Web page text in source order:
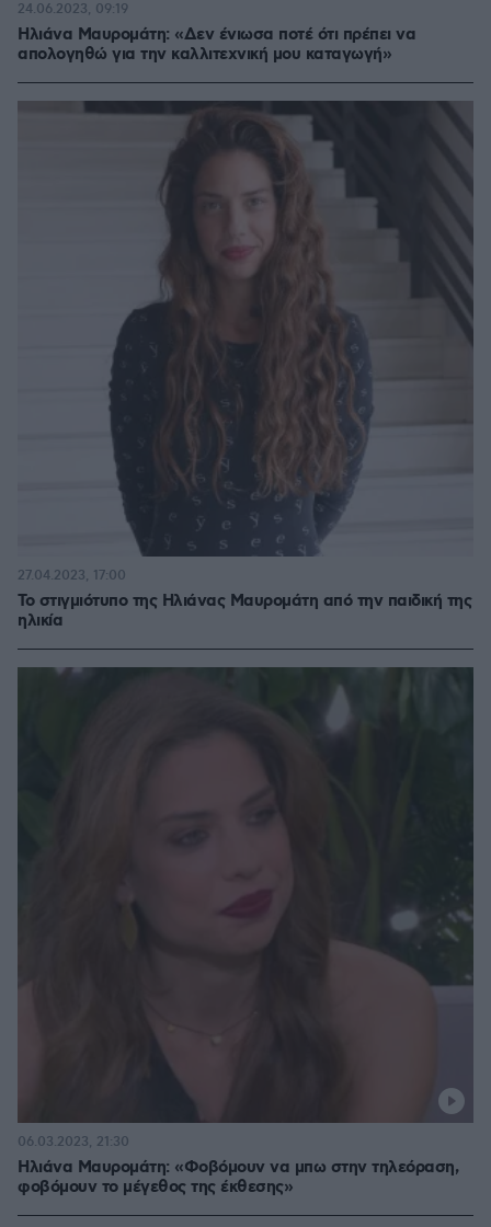
Ηλιάνα Μαυρομάτη: «Δεν ένιωσα ποτέ ότι πρέπει να
απολογηθώ για την καλλιτεχνική μου καταγωγή»
24.06.2023, 09:19
Το στιγμιότυπο της Ηλιάνας Μαυρομάτη από την παιδική της
ηλικία
27.04.2023, 17:00
Ηλιάνα Μαυρομάτη: «Φοβόμουν να μπω στην τηλεόραση,
φοβόμουν το μέγεθος της έκθεσης»
06.03.2023, 21:30